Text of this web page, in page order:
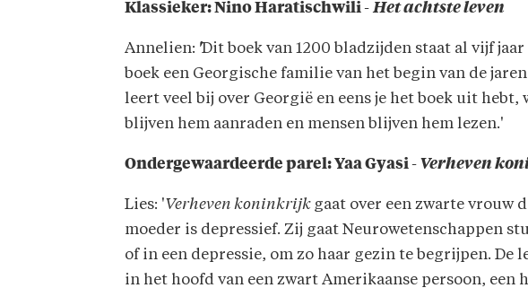
Klassieker: Nino Haratischwili - Het achtste leven
Annelien: 'Dit boek van 1200 bladzijden staat al vijf
boek een Georgische familie van het begin van de
leert veel bij over Georgië en eens je het boek uit hebt,
blijven hem aanraden en mensen blijven hem lezen.'
Ondergewaardeerde parel:Yaa Gyasi - Verheven
Lies: 'Verheven koninkrijk gaat over een zwarte vrouw
moeder is depressief. Zij gaat Neurowetenschappen
of in een depressie, om zo haar gezin te begrijpen.
in het hoofd van een zwart Amerikaanse persoon,